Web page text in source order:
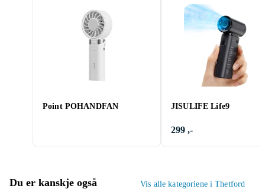
Point POHANDFAN JISULIFE Life9
299 ,-
Du er kanskje også
Vis alle kategoriene i Thetford